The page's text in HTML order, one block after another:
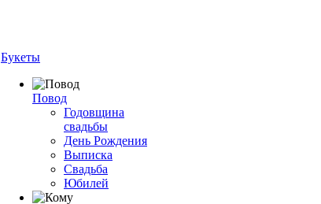
Букеты
Повод
Годовщина
свадьбы
День Рождения
Выписка
Свадьба
Юбилей